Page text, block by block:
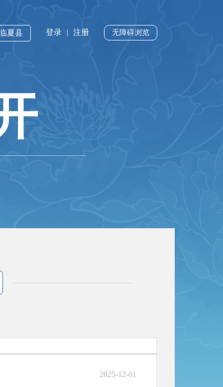
无障碍浏览
登录 | 注册
夏县
2025-12-01